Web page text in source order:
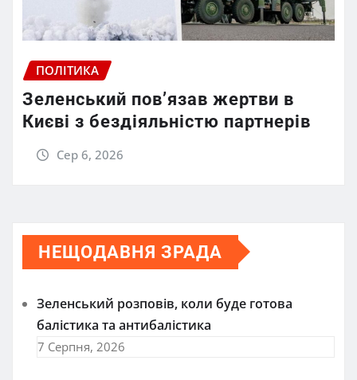
ПОЛІТИКА
Зеленський пов’язав жертви в
Києві з бездіяльністю партнерів
Сер 6, 2026
НЕЩОДАВНЯ ЗРАДА
Зеленський розповів, коли буде готова
балістика та антибалістика
7 Серпня, 2026